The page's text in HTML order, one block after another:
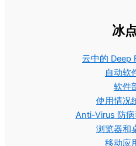
冰
云中的 Deep
自动软
软件
使用情况
Anti-Virus 防
浏览器和
移动应